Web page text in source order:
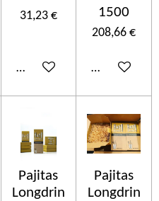
31,23 €
Añadir al carrito
1500
208,66 €
Añadir al
Pajitas
Longdrin
Pajitas
Longdrin